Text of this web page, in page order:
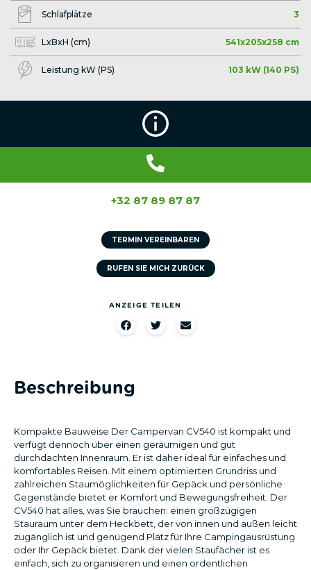
Schlafplätze 3
LxBxH (cm) 541x205x258 cm
Leistung kW (PS) 103 kW (140 PS)
+32 87 89 87 87
TERMIN VEREINBAREN
RUFEN SIE MICH ZURÜCK
ANZEIGE TEILEN​
Beschreibung
Kompakte Bauweise Der Campervan CV540 ist kompakt und
verfügt dennoch über einen geräumigen und gut
durchdachten Innenraum. Er ist daher ideal für einfaches und
komfortables Reisen. Mit einem optimierten Grundriss und
zahlreichen Staumöglichkeiten für Gepäck und persönliche
Gegenstände bietet er Komfort und Bewegungsfreiheit. Der
CV540 hat alles, was Sie brauchen: einen großzügigen
Stauraum unter dem Heckbett, der von innen und außen leicht
zugänglich ist und genügend Platz für Ihre Campingausrüstung
oder Ihr Gepäck bietet. Dank der vielen Staufächer ist es
einfach, sich zu organisieren und einen ordentlichen